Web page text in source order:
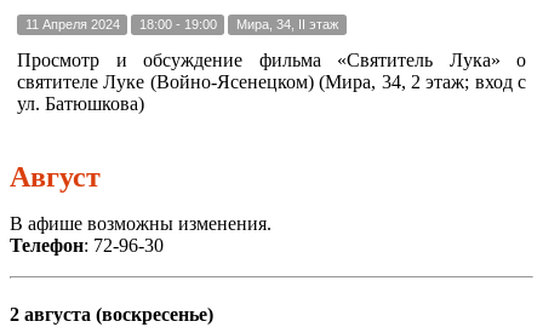
11 Апреля 2024 18:00 - 19:00 Мира, 34, II этаж
Просмотр и обсуждение фильма «Святитель Лука» о
святителе Луке (Войно-Ясенецком) (Мира, 34, 2 этаж; вход с
ул. Батюшкова)
Август
В афише возможны изменения.
Телефон: 72-96-30
2 августа (воскресенье)